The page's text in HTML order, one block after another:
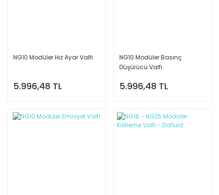
NG10 Modüler Hız Ayar Valfi
5.996,48 TL
NG10 Modüler Basınç
Düşürücü Valfi
5.996,48 TL